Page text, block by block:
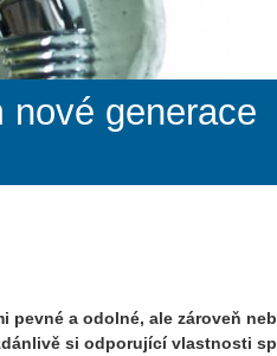
generace
a odolné, ale zároveň
si odporující vlastnosti